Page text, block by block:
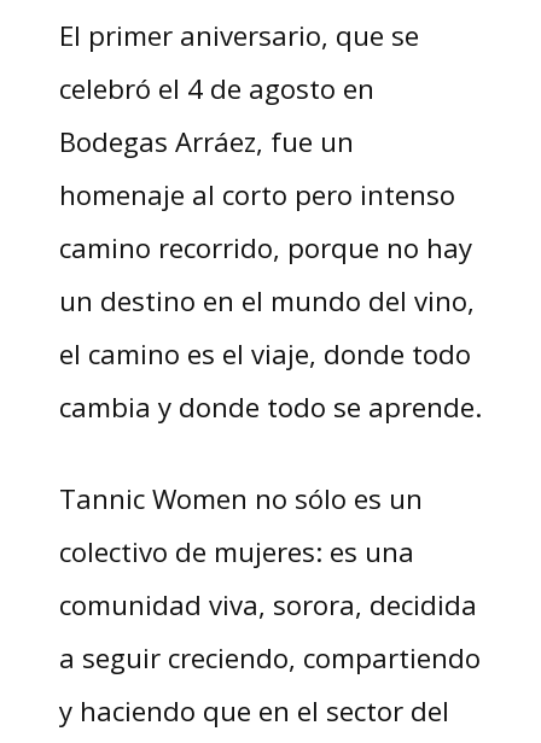
El primer aniversario, que se
celebró el 4 de agosto en
Bodegas Arráez, fue un
homenaje al corto pero intenso
camino recorrido, porque no hay
un destino en el mundo del vino,
el camino es el viaje, donde todo
cambia y donde todo se aprende.
Tannic Women no sólo es un
colectivo de mujeres: es una
comunidad viva, sorora, decidida
a seguir creciendo, compartiendo
y haciendo que en el sector del